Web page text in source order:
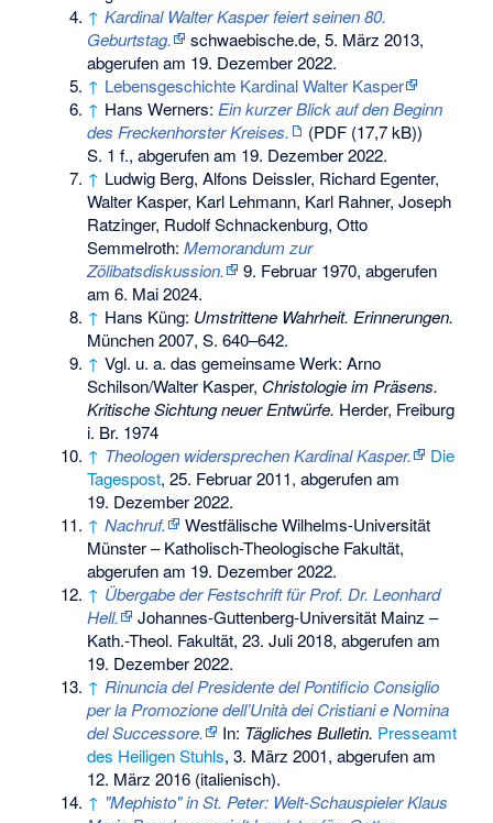
↑ Kardinal Walter Kasper feiert seinen 80.
Geburtstag.
schwaebische.de, 5. März 2013,
abgerufen am 19. Dezember 2022.
↑ Lebensgeschichte Kardinal Walter Kasper
↑ Hans Werners: Ein kurzer Blick auf den Beginn
des Freckenhorster Kreises.
(PDF (17,7 kB))
S. 1 f., abgerufen am 19. Dezember 2022.
↑ Ludwig Berg, Alfons Deissler, Richard Egenter,
Walter Kasper, Karl Lehmann, Karl Rahner, Joseph
Ratzinger, Rudolf Schnackenburg, Otto
Semmelroth:Memorandum zur
Zölibatsdiskussion.
9. Februar 1970, abgerufen
am 6. Mai 2024.
↑ Hans Küng: Umstrittene Wahrheit. Erinnerungen.
München 2007, S. 640–642.
↑ Vgl. u. a. das gemeinsame Werk: Arno
Schilson/Walter Kasper, Christologie im Präsens.
Kritische Sichtung neuer Entwürfe. Herder, Freiburg
i. Br. 1974
↑ Theologen widersprechen Kardinal Kasper.
Die
Tagespost, 25. Februar 2011, abgerufen am
19. Dezember 2022.
↑ Nachruf.
Westfälische Wilhelms-Universität
Münster – Katholisch-Theologische Fakultät,
abgerufen am 19. Dezember 2022.
↑ Übergabe der Festschrift für Prof. Dr. Leonhard
Hell.
Johannes-Guttenberg-Universität Mainz –
Kath.-Theol. Fakultät, 23. Juli 2018, abgerufen am
19. Dezember 2022.
↑ Rinuncia del Presidente del Pontificio Consiglio
per la Promozione dell’Unità dei Cristiani e Nomina
del Successore.
In: Tägliches Bulletin. Presseamt
des Heiligen Stuhls, 3. März 2001, abgerufen am
12. März 2016 (italienisch).
↑ "Mephisto" in St. Peter: Welt-Schauspieler Klaus